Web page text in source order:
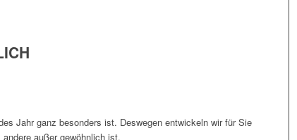
Jahr ganz besonders ist. Deswegen entwickeln wir für Sie
außer gewöhnlich ist.